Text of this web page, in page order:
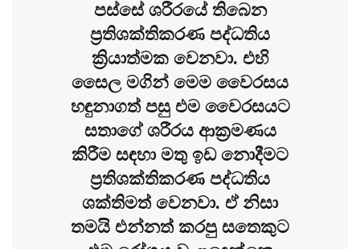
පස්සේ ශරීරයේ තිබෙන
ප්‍රතිශක්තිකරණ පද්ධතිය
ක්‍රියාත්මක වෙනවා. එහි
සෛල මගින් මෙම වෛරසය
හඳුනාගත් පසු එම වෛරසයට
සතාගේ ශරීරය ආක්‍රමණය
කිරීම සඳහා මතු ඉඩ නොදීමට
ප්‍රතිශක්තිකරණ පද්ධතිය
ශක්තිමත් වෙනවා. ඒ නිසා
තමයි එන්නත් කරපු සතෙකුට